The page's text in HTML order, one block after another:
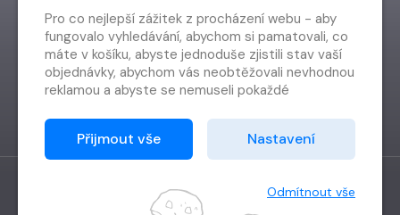
Vytvořilo Grand IT s.r.o.
Pro co nejlepší zážitek z procházení webu - aby
fungovalo vyhledávání, abychom si pamatovali, co
máte v košíku, abyste jednoduše zjistili stav vaší
objednávky, abychom vás neobtěžovali nevhodnou
reklamou a abyste se nemuseli pokaždé
Proto od vás potřebujeme souhlas se
zpracováním souborů cookies
Děkujeme, že nám ho dáte a pomůžete nám tak
Přijmout vše Nastavení
Odmítnout vše